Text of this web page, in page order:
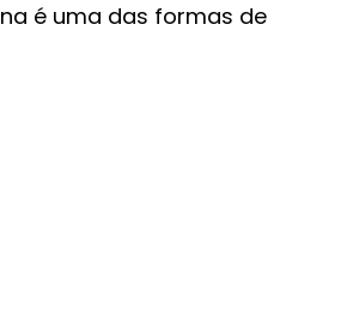
é uma das formas de